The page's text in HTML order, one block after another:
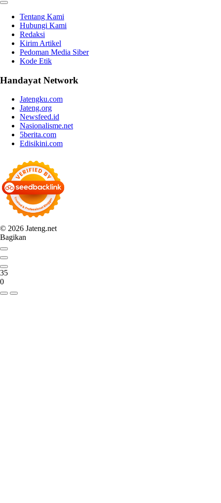
Tentang Kami
Hubungi Kami
Redaksi
Kirim Artikel
Pedoman Media Siber
Kode Etik
Handayat Network
Jatengku.com
Jateng.org
Newsfeed.id
Nasionalisme.net
5berita.com
Edisikini.com
© 2026 Jateng.net
Bagikan
35
0